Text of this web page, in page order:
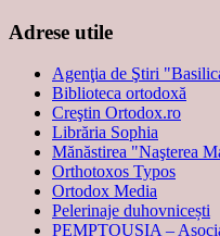
Adrese utile
Agenţia de Ştiri
Biblioteca ortodoxă
Creştin Ortodox.ro
Librăria Sophia
Mănăstirea "Naşterea
Orthotoxos Typos
Ortodox Media
Pelerinaje duhovnicești
PEMPTOUSIA –